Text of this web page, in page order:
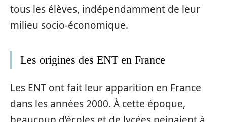
tous les élèves, indépendamment de leur
milieu socio-économique.
Les origines des ENT en France
Les ENT ont fait leur apparition en France
dans les années 2000. À cette époque,